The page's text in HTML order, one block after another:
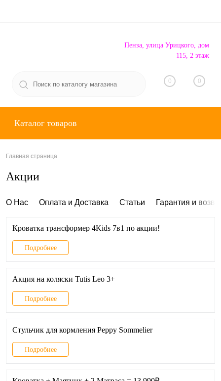
Регистрация
Пенза, улица Урицкого, дом
115, 2 этаж
0 0
Каталог товаров
Главная страница
Акции
О Нас Оплата и Доставка Статьи Гарантия и
Кроватка трансформер 4Kids 7в1 по акции!
Подробнее
Акция на коляски Tutis Leo 3+
Подробнее
Стульчик для кормления Peppy Sommelier
Подробнее